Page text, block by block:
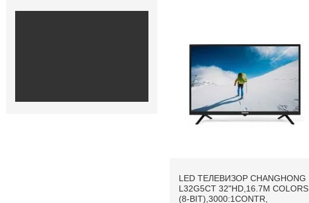
LED ТЕЛЕВИЗОР CHANGHONG
L32G5CT 32"HD,16.7M COLORS
(8-BIT),3000:1CONTR,